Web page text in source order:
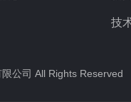
技
公司 All Rights